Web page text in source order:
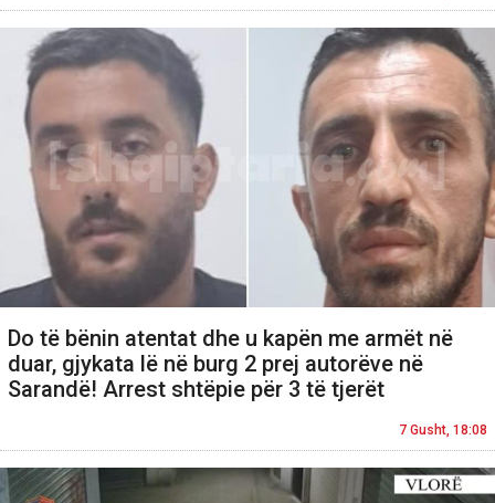
Do të bënin atentat dhe u kapën me armët në
duar, gjykata lë në burg 2 prej autorëve në
Sarandë! Arrest shtëpie për 3 të tjerët
7 Gusht, 18:08